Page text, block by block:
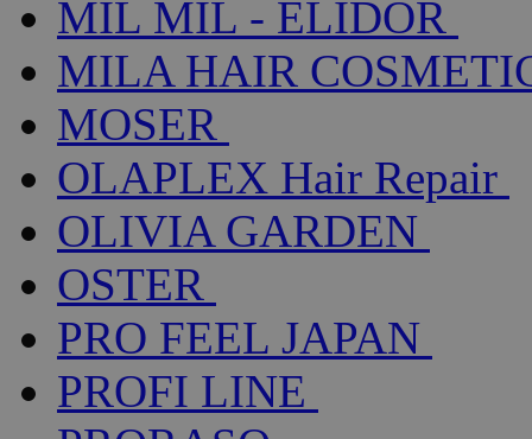
MIL MIL - ELIDOR
MILA HAIR
MOSER
OLAPLEX Hair Repair
OLIVIA GARDEN
OSTER
PRO FEEL JAPAN
PROFI LINE